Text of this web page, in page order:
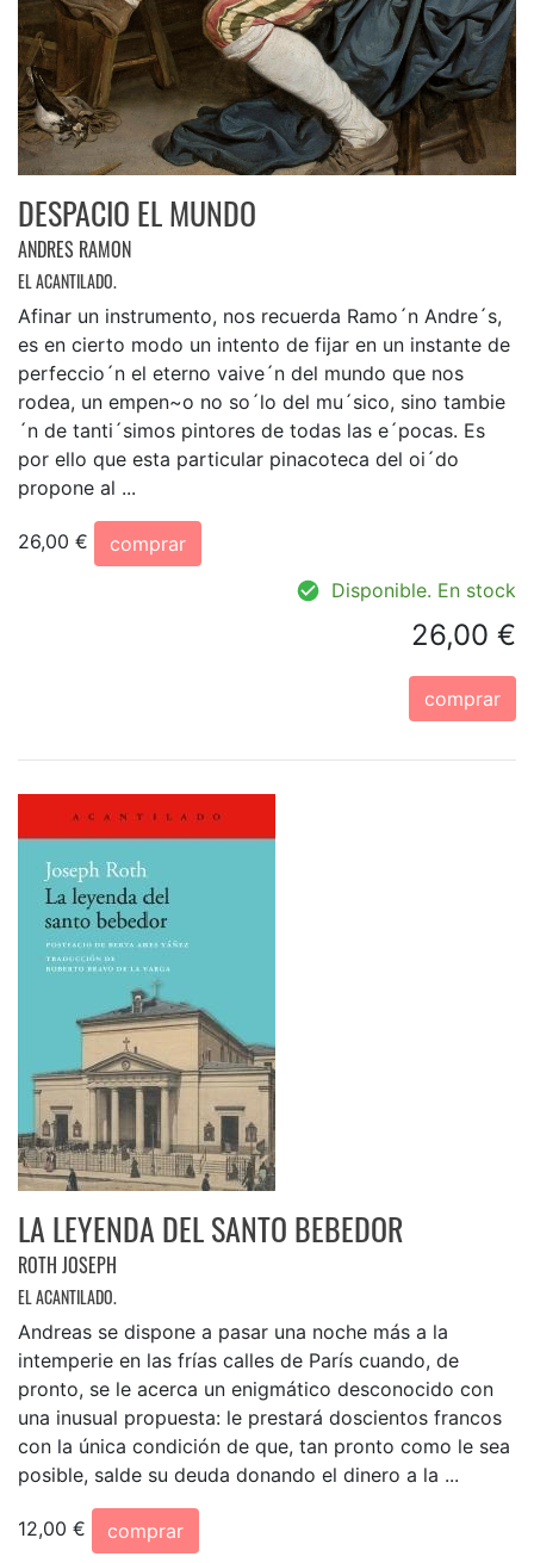
DESPACIO EL MUNDO
ANDRES RAMON
EL ACANTILADO.
Afinar un instrumento, nos recuerda Ramo´n Andre´s,
es en cierto modo un intento de fijar en un instante de
perfeccio´n el eterno vaive´n del mundo que nos
rodea, un empen~o no so´lo del mu´sico, sino tambie
´n de tanti´simos pintores de todas las e´pocas. Es
por ello que esta particular pinacoteca del oi´do
propone al ...
26,00 €
comprar
Disponible. En stock
26,00 €
comprar
LA LEYENDA DEL SANTO BEBEDOR
ROTH JOSEPH
EL ACANTILADO.
Andreas se dispone a pasar una noche más a la
intemperie en las frías calles de París cuando, de
pronto, se le acerca un enigmático desconocido con
una inusual propuesta: le prestará doscientos francos
con la única condición de que, tan pronto como le sea
posible, salde su deuda donando el dinero a la ...
12,00 €
comprar